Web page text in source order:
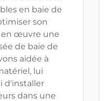
en baie de
son
en œuvre une
de baie de
aidée à
lui
d'installer
dans une